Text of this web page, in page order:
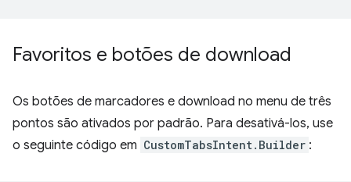
Favoritos e botões de download
Os botões de marcadores e download no menu de três
pontos são ativados por padrão. Para desativá-los, use
o seguinte código em CustomTabsIntent.Builder :